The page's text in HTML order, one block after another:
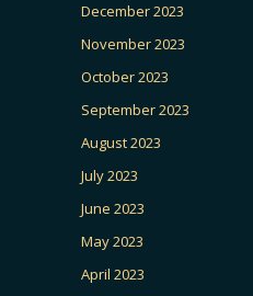
December 2023
November 2023
October 2023
September 2023
August 2023
July 2023
June 2023
May 2023
April 2023